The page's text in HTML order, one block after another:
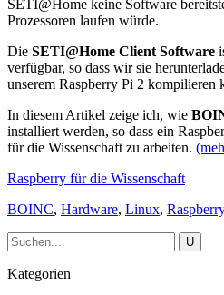
SETI@Home keine Software
Prozessoren laufen würde.
Die SETI@Home Client Software
verfügbar, so dass wir sie
unserem Raspberry Pi 2 kompilieren
In diesem Artikel zeige ich, wie
installiert werden, so dass ein
für die Wissenschaft zu arbeiten.
Raspberry für die Wissenschaft
BOINC, Hardware, Linux, Raspberry
Kategorien